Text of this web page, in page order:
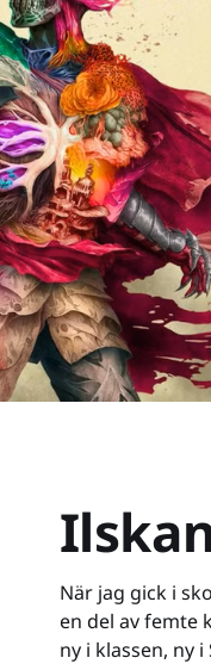
När jag gick i
en del av femte
ny i klassen, ny